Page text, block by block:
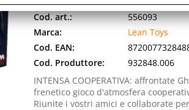
Cod. art.:
556093
Marca:
Lean Toys
Cod. EAN:
Cod. Produttore:
932848.006
INTENSA COOPERATIVA: affrontate
frenetico gioco d'atmosfera
Riunite i vostri amici e collaborate